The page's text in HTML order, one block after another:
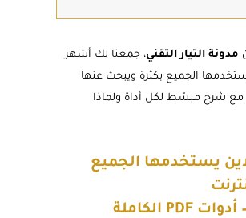
مدونة التيار التقني، جمعنا لك أشهر
يستخدمها الجميع بكثرة ويبحث عنها
مع شرح مبسّط لكل أداة ولماذا
يستخدمها الجميع